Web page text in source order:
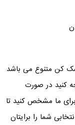
کن متنوع می باشد
کنید در صورت
برای ما مشخص کنید تا
شما را برایتان